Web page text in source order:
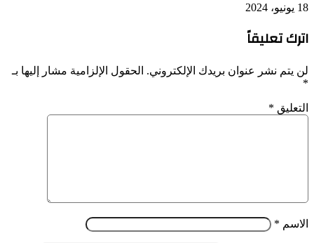
18 يونيو، 2024
اترك تعليقاً
لن يتم نشر عنوان بريدك الإلكتروني. الحقول الإلزامية مشار إليها بـ
*
التعليق *
الاسم *